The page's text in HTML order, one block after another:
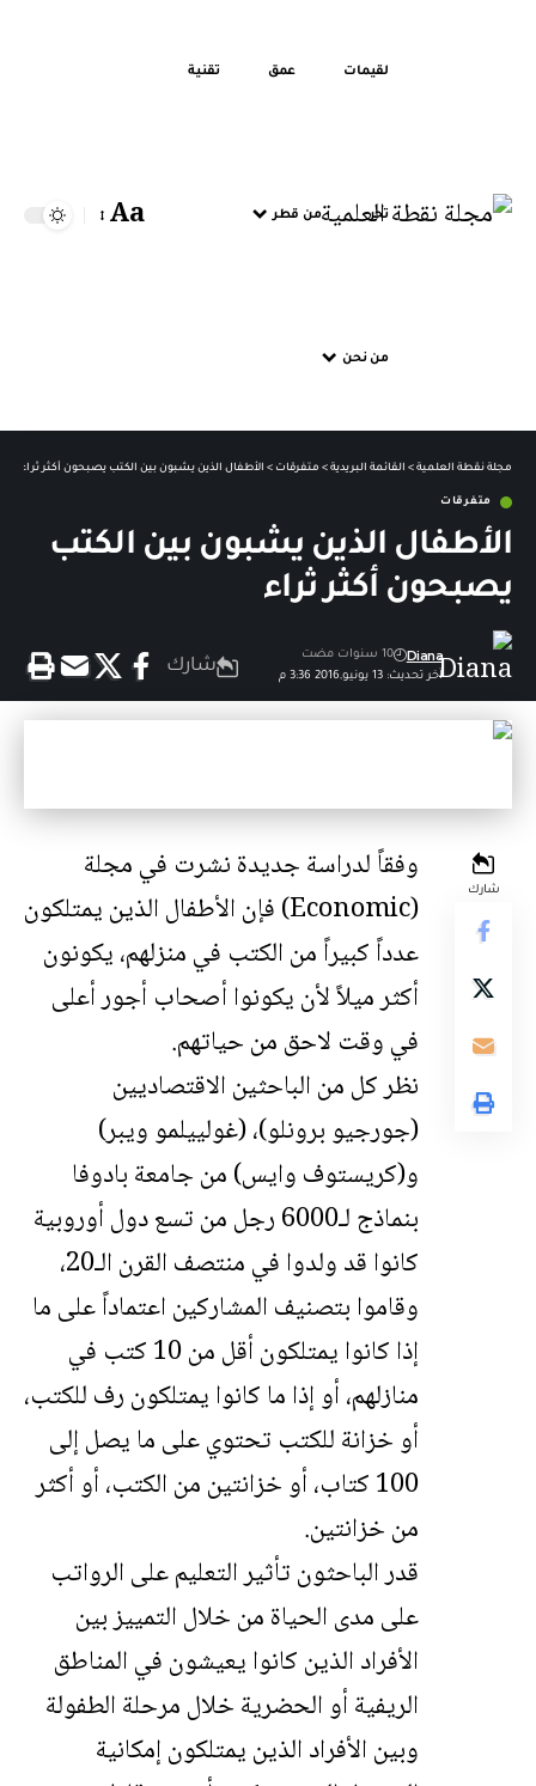
لقيمات عمق تقنية
تحر من قطر
من نحن
Aa
مجلة نقطة العلمية > القائمة البريدية > متفرقات > الأطفال الذين يشبون بين الكتب يصبحون أكثر ثراء
متفرقات
الأطفال الذين يشبون بين الكتب
يصبحون أكثر ثراء
آخر تحديث: 13 يونيو,2016 3:36 م
Diana 10 سنوات مضت
شارك
شارك
وفقاً لدراسة جديدة نشرت في مجلة
(Economic) فإن الأطفال الذين يمتلكون
عدداً كبيراً من الكتب في منزلهم، يكونون
أكثر ميلاً لأن يكونوا أصحاب أجور أعلى
في وقت لاحق من حياتهم.
نظر كل من الباحثين الاقتصاديين
(جورجيو برونلو)، (غولييلمو ويبر)
و(كريستوف وايس) من جامعة بادوفا
بنماذج لـ6000 رجل من تسع دول أوروبية
كانوا قد ولدوا في منتصف القرن الـ20،
وقاموا بتصنيف المشاركين اعتماداً على ما
إذا كانوا يمتلكون أقل من 10 كتب في
منازلهم، أو إذا ما كانوا يمتلكون رف للكتب،
أو خزانة للكتب تحتوي على ما يصل إلى
100 كتاب، أو خزانتين من الكتب، أو أكثر
من خزانتين.
قدر الباحثون تأثير التعليم على الرواتب
على مدى الحياة من خلال التمييز بين
الأفراد الذين كانوا يعيشون في المناطق
الريفية أو الحضرية خلال مرحلة الطفولة
وبين الأفراد الذين يمتلكون إمكانية